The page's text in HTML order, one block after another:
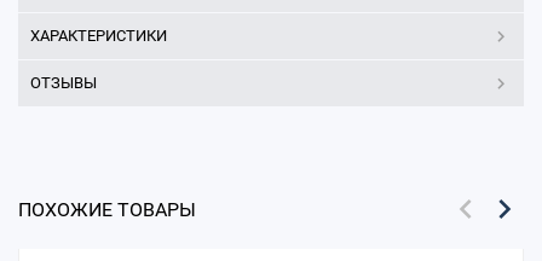
ХАРАКТЕРИСТИКИ
ОТЗЫВЫ
ПОХОЖИЕ ТОВАРЫ